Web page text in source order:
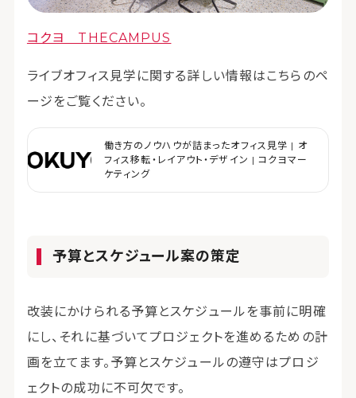
コクヨ THECAMPUS
ライブオフィス見学に関する詳しい情報はこちらのペ
ージをご覧ください。
働き方のノウハウが詰まったオフィス見学 | オ
フィス移転・レイアウト・デザイン | コクヨマー
ケティング
予算とスケジュール案の策定
改装にかけられる予算とスケジュールを事前に明確
にし、それに基づいてプロジェクトを進めるための計
画を立てます。予算とスケジュールの遵守はプロジ
ェクトの成功に不可欠です。